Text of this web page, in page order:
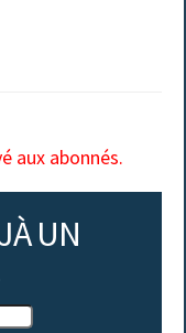
aux abonnés.
UN